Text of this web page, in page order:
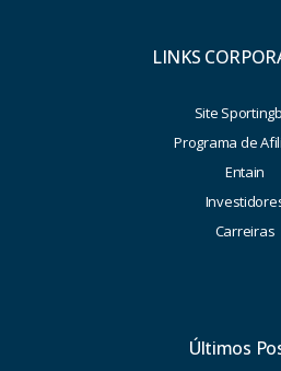
LINKS
Site
Programa de
Entain
Carreiras
Últimos